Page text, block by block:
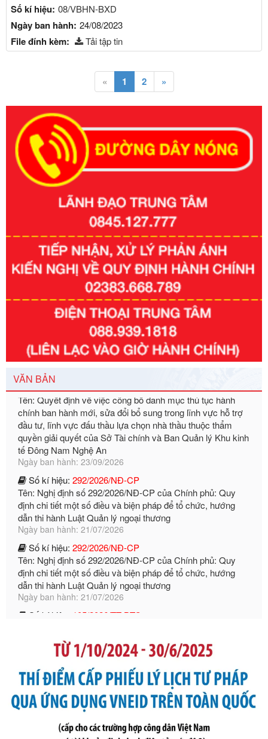
Số kí hiệu: 08/VBHN-BXD
Ngày ban hành: 24/08/2023
File đính kèm: Tải tập tin
« 1 2 »
VĂN BẢN
351/2025/NĐ-CP
Tên: Nghị định số 351/2025/NĐ-CP của Chính phủ: Quy
định chuẩn nghèo đa chiều quốc gia giai đoạn 2026 - 2030
Ngày ban hành: 29/12/2026
Số kí hiệu: 3014/QĐ-UBND
Tên: Quyết định về việc công bố danh mục thủ tục hành
chính ban hành mới, sửa đổi bổ sung trong lĩnh vực hỗ trợ
đầu tư, lĩnh vực đấu thầu lựa chọn nhà thầu thuộc thẩm
quyền giải quyết của Sở Tài chính và Ban Quản lý Khu kinh
tế Đông Nam Nghệ An
Ngày ban hành: 23/09/2026
Số kí hiệu:292/2026/NĐ-CP
Tên: Nghị định số 292/2026/NĐ-CP của Chính phủ: Quy
định chi tiết một số điều và biện pháp để tổ chức, hướng
dẫn thi hành Luật Quản lý ngoại thương
Ngày ban hành: 21/07/2026
Số kí hiệu:292/2026/NĐ-CP
Tên: Nghị định số 292/2026/NĐ-CP của Chính phủ: Quy
định chi tiết một số điều và biện pháp để tổ chức, hướng
dẫn thi hành Luật Quản lý ngoại thương
Ngày ban hành: 21/07/2026
Số kí hiệu:105/2026/TT-BTC
Tên: Thông tư số 105/2026/TT-BTC của Bộ Tài chính: Bãi
bỏ Thông tư số 87/2019/TT- BТC ngày 19 tháng 12 năm
2019 của Bộ trưởng Bộ Tài chính hướng dẫn thực hiện xử
Số kí hiệu: 291/2026/NĐ-CP
Tên: Nghị định số 291/2026/NĐ-CP của Chính phủ: Sửa
đổi, bổ sung một số điều của Nghị định số 125/2020/NĐ-СР
ngày 19 tháng 10 năm 2020 của Chính phủ quy định xử
phạt vi phạm hành chính về thuế, hóa đơn được sửa đổi, bổ
sung bởi Nghị định số 102/2021/NĐ-CP
Ngày ban hành: 20/07/2026